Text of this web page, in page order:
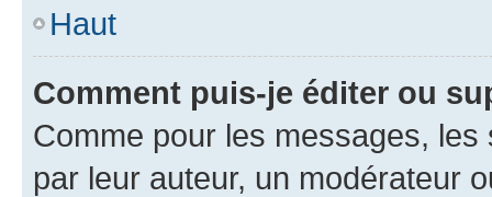
Haut
Comment puis-je éditer ou
Comme pour les messages,
par leur auteur, un modérateur